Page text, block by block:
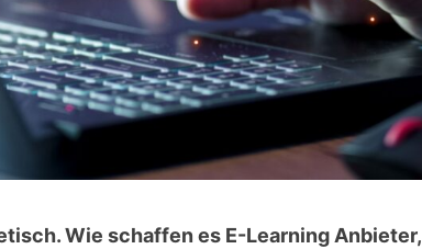
Wie schaffen es E-Learning Anbieter,